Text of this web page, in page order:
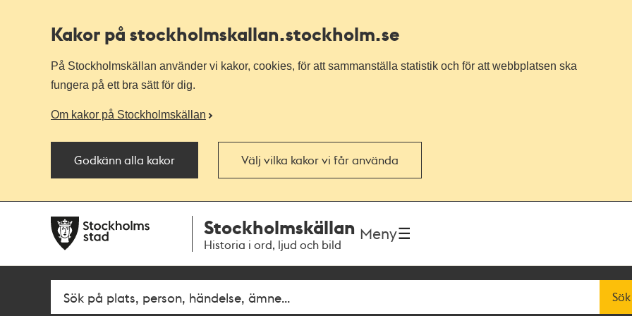
Kakor på stockholmskallan.stockholm.se
På Stockholmskällan använder vi kakor, cookies, för att sammanställa statistik och för att webbplatsen ska
fungera på ett bra sätt för dig.
Om kakor på Stockholmskällan
Godkänn alla kakor Välj vilka kakor vi får använda
navigationen
huvudinnehållet
Stockholmskällan
Historia i ord, ljud och bild
Meny
Fritextsök Sök